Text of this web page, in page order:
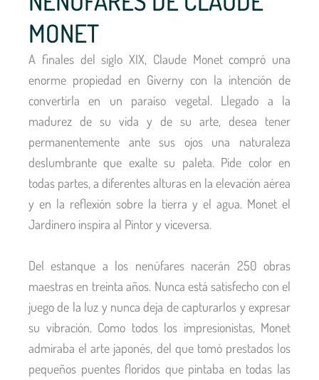
MONET
A finales del siglo XIX, Claude Monet compró una
enorme propiedad en Giverny con la intención de
convertirla en un paraíso vegetal. Llegado a la
madurez de su vida y de su arte, desea tener
permanentemente ante sus ojos una naturaleza
deslumbrante que exalte su paleta. Pide color en
todas partes, a diferentes alturas en la elevación aérea
y en la reflexión sobre la tierra y el agua. Monet el
Jardinero inspira al Pintor y viceversa.
Del estanque a los nenúfares nacerán 250 obras
maestras en treinta años. Nunca está satisfecho con el
juego de la luz y nunca deja de capturarlos y expresar
su vibración. Como todos los impresionistas, Monet
admiraba el arte japonés, del que tomó prestados los
pequeños puentes floridos que pintaba en todas las